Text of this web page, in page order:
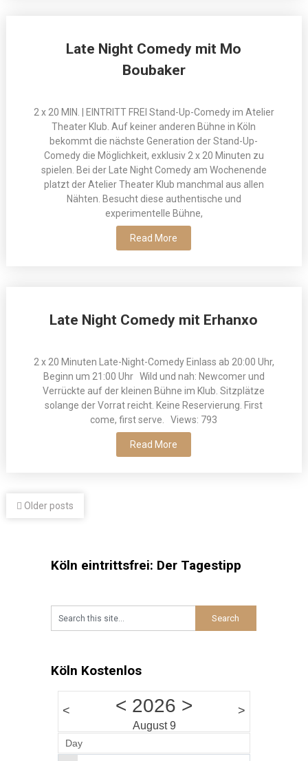
Late Night Comedy mit Mo
Boubaker
2 x 20 MIN. | EINTRITT FREI Stand-Up-Comedy im Atelier
Theater Klub. Auf keiner anderen Bühne in Köln
bekommt die nächste Generation der Stand-Up-
Comedy die Möglichkeit, exklusiv 2 x 20 Minuten zu
spielen. Bei der Late Night Comedy am Wochenende
platzt der Atelier Theater Klub manchmal aus allen
Nähten. Besucht diese authentische und
experimentelle Bühne,
Read More
Late Night Comedy mit Erhanxo
2 x 20 Minuten Late-Night-Comedy Einlass ab 20:00 Uhr,
Beginn um 21:00 Uhr Wild und nah: Newcomer und
Verrückte auf der kleinen Bühne im Klub. Sitzplätze
solange der Vorrat reicht. Keine Reservierung. First
come, first serve. Views: 793
Read More
Older posts
Köln eintrittsfrei: Der Tagestipp
Köln Kostenlos
< < 2026 >
August 9
>
Day